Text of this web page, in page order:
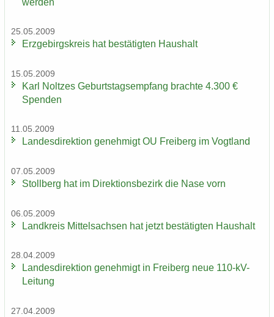
25.05.2009
Erz­ge­birgs­kreis hat be­stä­tig­ten Haus­halt
15.05.2009
Karl Nolt­zes Ge­burts­tags­emp­fang brach­te 4.300 €
Spen­den
11.05.2009
Lan­des­di­rek­ti­on ge­neh­migt OU Frei­berg im Vogt­land
07.05.2009
Stoll­berg hat im Di­rek­ti­ons­be­zirk die Nase vorn
06.05.2009
Land­kreis Mit­tel­sach­sen hat jetzt be­stä­tig­ten Haus­halt
28.04.2009
Lan­des­di­rek­ti­on ge­neh­migt in Frei­berg neue 110-​kV-
Leitung
27.04.2009